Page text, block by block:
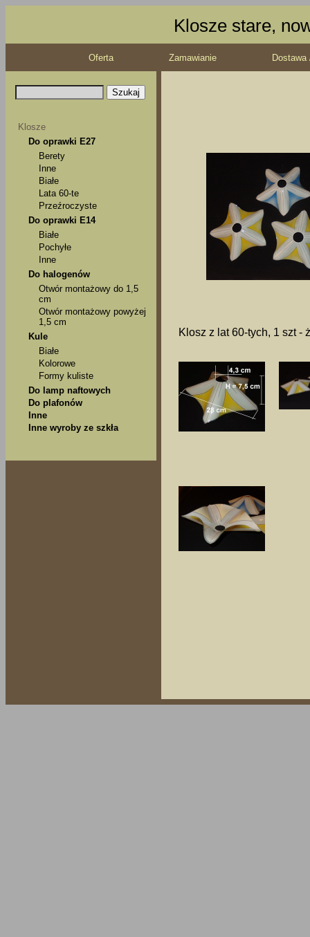
Klosze stare,
Oferta Zamawianie
Klosze
Do oprawki E27
Berety
Inne
Białe
Lata 60-te
Przeźroczyste
Do oprawki E14
Białe
Pochyłe
Inne
Do halogenów
Otwór montażowy do 1,5
cm
Otwór montażowy powyżej
1,5 cm
Kule
Białe
Kolorowe
Formy kuliste
Do lamp naftowych
Do plafonów
Inne
Inne wyroby ze szkła
Klosz z lat 60-tych, 1 szt -